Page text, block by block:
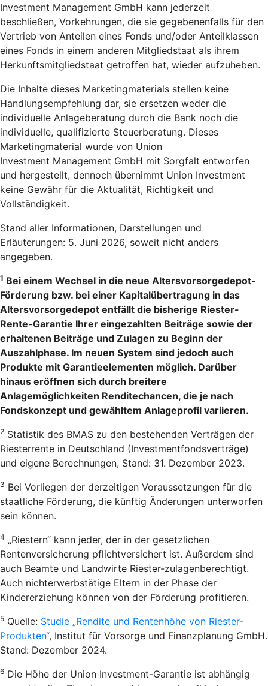
Investment Management GmbH kann jederzeit
beschließen, Vorkehrungen, die sie gegebenenfalls für den
Vertrieb von Anteilen eines Fonds und/oder Anteilklassen
eines Fonds in einem anderen Mitgliedstaat als ihrem
Herkunftsmitgliedstaat getroffen hat, wieder aufzuheben.
Die Inhalte dieses Marketingmaterials stellen keine
Handlungsempfehlung dar, sie ersetzen weder die
individuelle Anlageberatung durch die Bank noch die
individuelle, qualifizierte Steuerberatung. Dieses
Marketingmaterial wurde von Union
Investment Management GmbH mit Sorgfalt entworfen
und hergestellt, dennoch übernimmt Union Investment
keine Gewähr für die Aktualität, Richtigkeit und
Vollständigkeit.
Stand aller Informationen, Darstellungen und
Erläuterungen: 5. Juni 2026, soweit nicht anders
angegeben.
1 Bei einem Wechsel in die neue Altersvorsorgedepot-
Förderung bzw. bei einer Kapitalübertragung in das
Altersvorsorgedepot entfällt die bisherige Riester-
Rente-Garantie Ihrer eingezahlten Beiträge sowie der
erhaltenen Beiträge und Zulagen zu Beginn der
Auszahlphase. Im neuen System sind jedoch auch
Produkte mit Garantieelementen möglich. Darüber
hinaus eröffnen sich durch breitere
Anlagemöglichkeiten Renditechancen, die je nach
Fondskonzept und gewähltem Anlageprofil variieren.
2 Statistik des BMAS zu den bestehenden Verträgen der
Riesterrente in Deutschland (Investmentfondsverträge)
und eigene Berechnungen, Stand: 31. Dezember 2023.
3 Bei Vorliegen der derzeitigen Voraussetzungen für die
staatliche Förderung, die künftig Änderungen unterworfen
sein können.
4 „Riestern“ kann jeder, der in der gesetzlichen
Rentenversicherung pflichtversichert ist. Außerdem sind
auch Beamte und Landwirte Riester-zulagenberechtigt.
Auch nichterwerbstätige Eltern in der Phase der
Kindererziehung können von der Förderung profitieren.
5 Quelle: Studie „Rendite und Rentenhöhe von Riester-
Produkten“, Institut für Vorsorge und Finanzplanung GmbH.
Stand: Dezember 2024.
6 Die Höhe der Union Investment-Garantie ist abhängig